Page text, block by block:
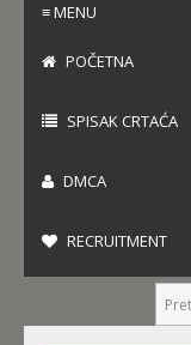
≡ MENU
POČETNA
SPISAK CRTAĆA
DMCA
RECRUITMENT